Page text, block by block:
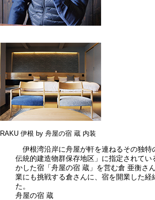
RAKU 伊根 by 舟屋の宿 蔵 内装
伊根湾沿岸に舟屋が軒を連ねるその独特
伝統的建造物群保存地区」に指定されてい
かした宿「舟屋の宿 蔵」を営む倉 亜衡さ
業にも挑戦する倉さんに、宿を開業した経
た。
舟屋の宿 蔵